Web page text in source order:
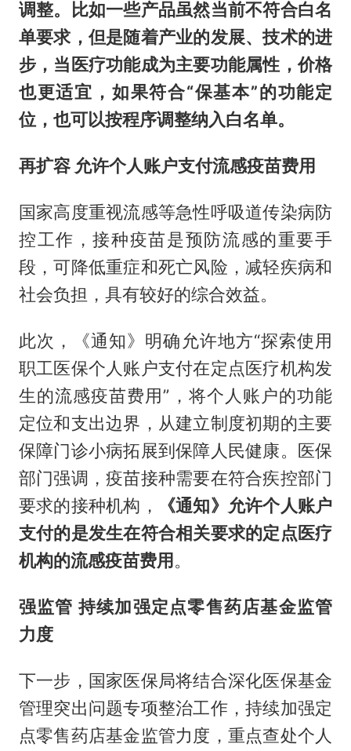
调整。比如一些产品虽然当前不符合白名
单要求，但是随着产业的发展、技术的进
步，当医疗功能成为主要功能属性，价格
也更适宜，如果符合“保基本”的功能定
位，也可以按程序调整纳入白名单。
再扩容 允许个人账户支付流感疫苗费用
国家高度重视流感等急性呼吸道传染病防
控工作，接种疫苗是预防流感的重要手
段，可降低重症和死亡风险，减轻疾病和
社会负担，具有较好的综合效益。
此次，《通知》明确允许地方“探索使用
职工医保个人账户支付在定点医疗机构发
生的流感疫苗费用”，将个人账户的功能
定位和支出边界，从建立制度初期的主要
保障门诊小病拓展到保障人民健康。医保
部门强调，疫苗接种需要在符合疾控部门
要求的接种机构，
《通知》允许个人账户
支付的是发生在符合相关要求的定点医疗
机构的流感疫苗费用 。
强监管 持续加强定点零售药店基金监管
力度
下一步，国家医保局将结合深化医保基金
管理突出问题专项整治工作，持续加强定
点零售药店基金监管力度，重点查处个人